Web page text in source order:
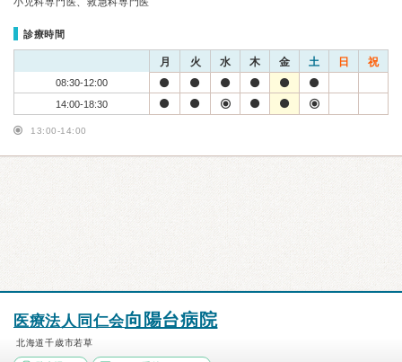
診療時間
月 火 水 木 金 土 日 祝
08:30-12:00
14:00-18:30
13:00-14:00
医療法人同仁会向陽台病院
北海道千歳市若草